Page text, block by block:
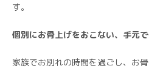
す。
個別にお骨上げをおこない、手元
家族でお別れの時間を過ごし、お